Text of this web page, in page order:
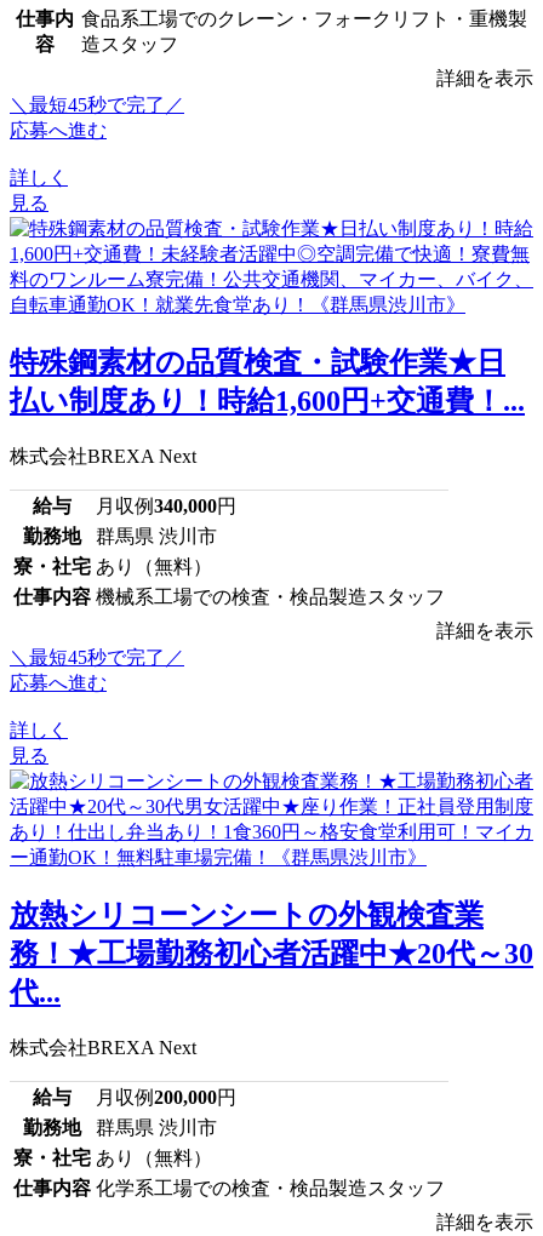
仕事内
容
食品系工場でのクレーン・フォークリフト・重機製
造スタッフ
詳細を表示
＼最短45秒で完了／
応募へ進む
詳しく
見る
特殊鋼素材の品質検査・試験作業★日
払い制度あり！時給1,600円+交通費！...
株式会社BREXA Next
給与 月収例340,000円
勤務地
群馬県 渋川市
寮・社宅 あり（無料）
仕事内容 機械系工場での検査・検品製造スタッフ
詳細を表示
＼最短45秒で完了／
応募へ進む
詳しく
見る
放熱シリコーンシートの外観検査業
務！★工場勤務初心者活躍中★20代～30
代...
株式会社BREXA Next
給与 月収例200,000円
勤務地
群馬県 渋川市
寮・社宅 あり（無料）
仕事内容 化学系工場での検査・検品製造スタッフ
詳細を表示